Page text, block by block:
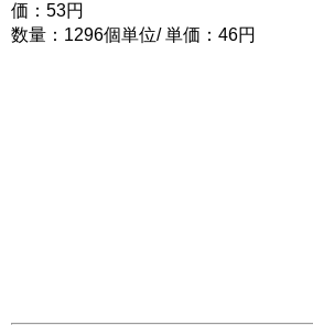
価：53円
数量：1296個単位/ 単価：46円